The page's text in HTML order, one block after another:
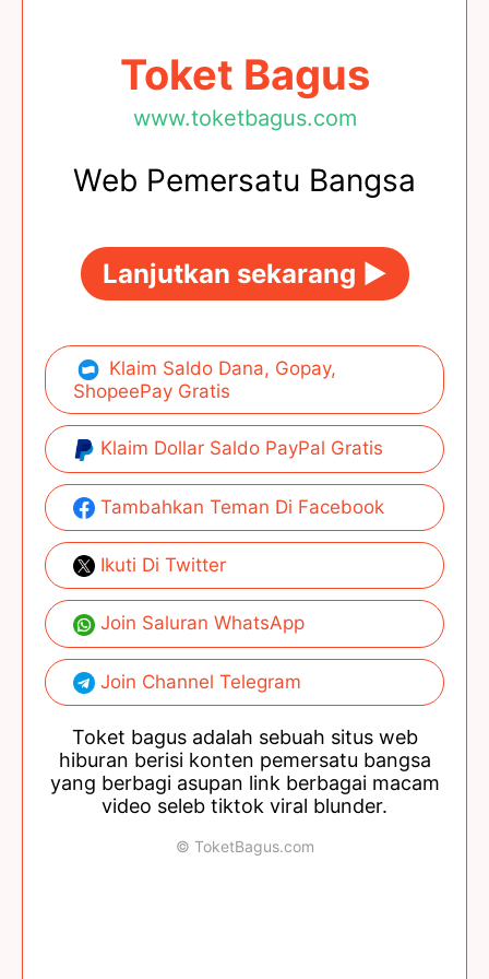
Toket Bagus
www.toketbagus.com
Web Pemersatu Bangsa
Lanjutkan sekarang ►
Klaim Saldo Dana, Gopay,
ShopeePay Gratis
Klaim Dollar Saldo PayPal Gratis
Tambahkan Teman Di Facebook
Ikuti Di Twitter
Join Saluran WhatsApp
Join Channel Telegram
Toket bagus adalah sebuah situs web
hiburan berisi konten pemersatu bangsa
yang berbagi asupan link berbagai macam
video seleb tiktok viral blunder.
© ToketBagus.com